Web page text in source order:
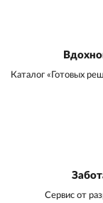
Каталог «Готовых
Сервис от